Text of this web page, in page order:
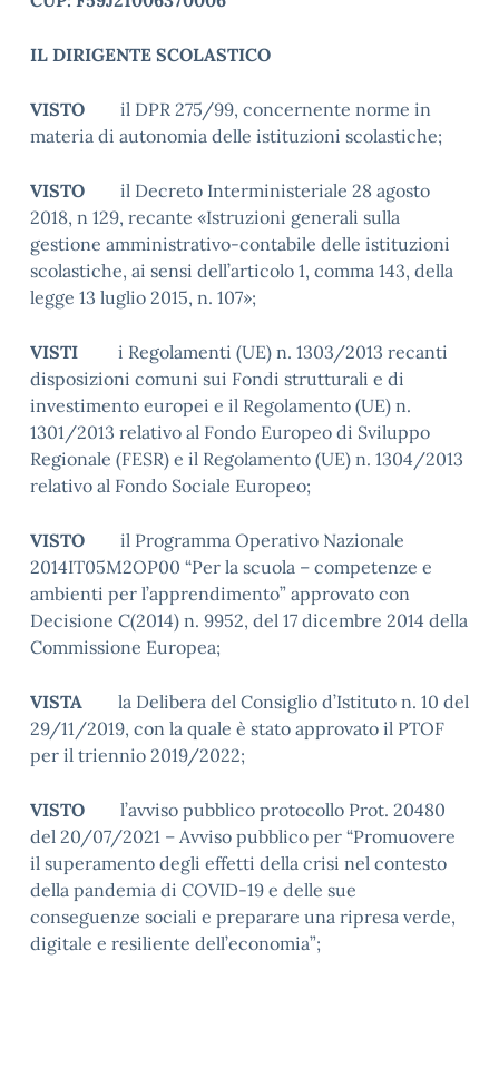
IL DIRIGENTE SCOLASTICO
VISTO il DPR 275/99, concernente norme in
materia di autonomia delle istituzioni scolastiche;
VISTO il Decreto Interministeriale 28 agosto
2018, n 129, recante «Istruzioni generali sulla
gestione amministrativo-contabile delle istituzioni
scolastiche, ai sensi dell’articolo 1, comma 143, della
legge 13 luglio 2015, n. 107»;
VISTI i Regolamenti (UE) n. 1303/2013 recanti
disposizioni comuni sui Fondi strutturali e di
investimento europei e il Regolamento (UE) n.
1301/2013 relativo al Fondo Europeo di Sviluppo
Regionale (FESR) e il Regolamento (UE) n. 1304/2013
relativo al Fondo Sociale Europeo;
VISTO il Programma Operativo Nazionale
2014IT05M2OP00 “Per la scuola – competenze e
ambienti per l’apprendimento” approvato con
Decisione C(2014) n. 9952, del 17 dicembre 2014 della
Commissione Europea;
VISTA la Delibera del Consiglio d’Istituto n. 10 del
29/11/2019, con la quale è stato approvato il PTOF
per il triennio 2019/2022;
VISTO l’avviso pubblico protocollo Prot. 20480
del 20/07/2021 – Avviso pubblico per “Promuovere
il superamento degli effetti della crisi nel contesto
della pandemia di COVID-19 e delle sue
conseguenze sociali e preparare una ripresa verde,
digitale e resiliente dell’economia”;